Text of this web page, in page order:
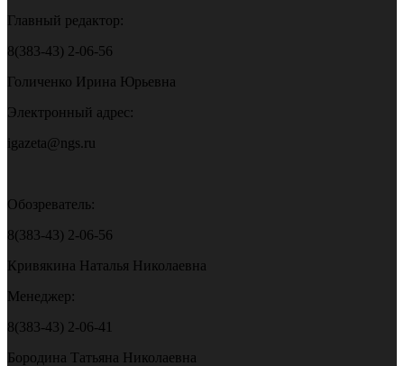
Главный редактор:
8(383-43) 2-06-56
Голиченко Ирина Юрьевна
Электронный адрес:
igazeta@ngs.ru
Обозреватель:
8(383-43) 2-06-56
Кривякина Наталья Николаевна
Менеджер:
8(383-43) 2-06-41
Бородина Татьяна Николаевна